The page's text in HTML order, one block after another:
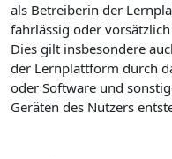
als Betreiberin der
fahrlässig oder
Dies gilt insbesondere
der Lernplattform durch
oder Software und
Geräten des Nutzers